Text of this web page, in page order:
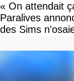
« On attendait
Paralives
des Sims